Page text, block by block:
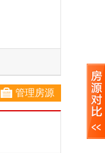
管理房源